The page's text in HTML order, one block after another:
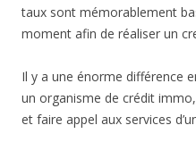
taux sont mémorablement
moment afin de réaliser un
Il y a une énorme différence
un organisme de crédit
et faire appel aux services